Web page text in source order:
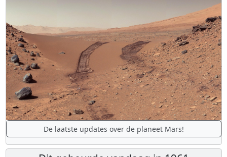
De laatste updates over de planeet Mars!